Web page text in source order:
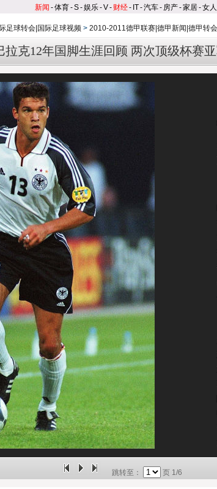
新闻 -体育-S-娱乐-V- 财经- IT-汽车- 房产-家居-女人
足球转会|国际足球视频 > 2010-2011德甲联赛|德甲新闻|德甲转会
拉克12年国脚生涯回顾 两次顶级杯赛
跳转至： 页 1/6